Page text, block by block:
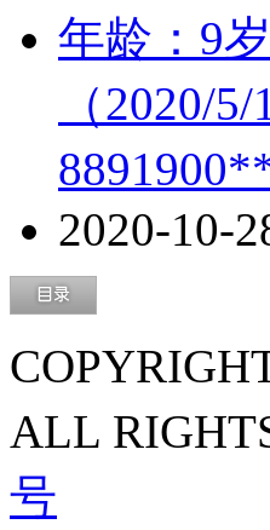
年龄：9
（2020/
2020-10-
ALL
号